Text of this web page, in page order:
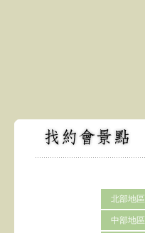
北部地區
中部地區